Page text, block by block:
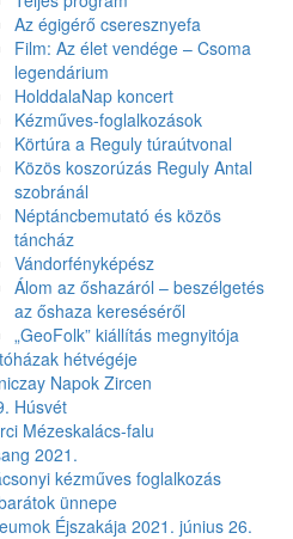
Az égigérő cseresznyefa
Film: Az élet vendége – Csoma
legendárium
HolddalaNap koncert
Kézműves-foglalkozások
Körtúra a Reguly túraútvonal
Közös koszorúzás Reguly Antal
szobránál
Néptáncbemutató és közös
táncház
Vándorfényképész
Álom az őshazáról – beszélgetés
az őshaza kereséséről
„GeoFolk” kiállítás megnyitója
hétvégéje
Napok Zircen
Húsvét
Mézeskalács-falu
2021.
kézműves foglalkozás
ünnepe
Éjszakája 2021. június 26.